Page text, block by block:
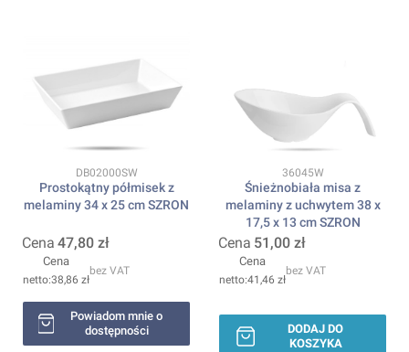
Kod produktu
DB02000SW
Prostokątny półmisek z
melaminy 34 x 25 cm SZRON
Cena 47,80 zł
Cena
38,86 zł
bez VAT
Powiadom mnie o
dostępności
Kod produktu
36045W
Śnieżnobiała misa z
melaminy z uchwytem 38 x
17,5 x 13 cm SZRON
Cena 51,00 zł
Cena
41,46 zł
bez VAT
DODAJ DO
KOSZYKA